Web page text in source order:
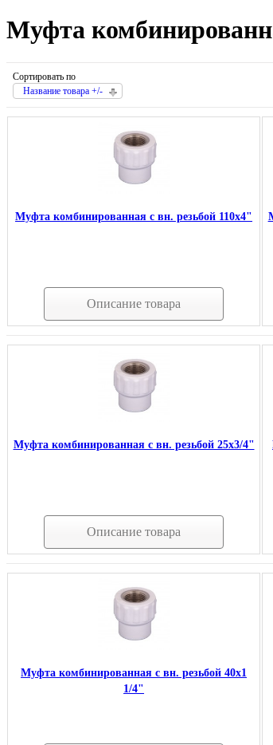
Муфта
Сортировать по
Название товара +/-
Муфта комбинированная с вн. резьбой 110х4"
Описание товара
Муфта комбинированная с вн. резьбой 25х3/4"
Описание товара
Муфта комбинированная с вн. резьбой 40х1
1/4"